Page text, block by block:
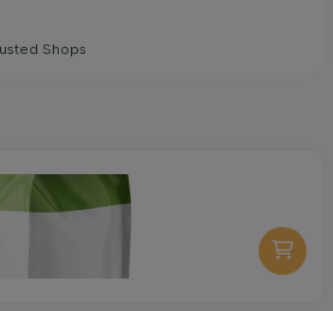
Shops
Pflanzerde 40 l